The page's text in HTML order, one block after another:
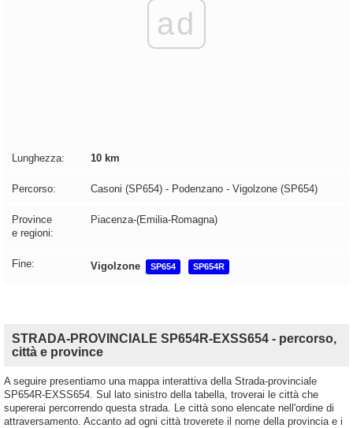
ad
Lunghezza: 10 km
Percorso: Casoni (SP654) - Podenzano - Vigolzone (SP654)
Province
e regioni:
Piacenza-(Emilia-Romagna)
Fine: Vigolzone SP654 SP654R
STRADA-PROVINCIALE SP654R-EXSS654 - percorso,
città e province
A seguire presentiamo una mappa interattiva della Strada-provinciale
SP654R-EXSS654. Sul lato sinistro della tabella, troverai le città che
supererai percorrendo questa strada. Le città sono elencate nell'ordine di
attraversamento. Accanto ad ogni città troverete il nome della provincia e i